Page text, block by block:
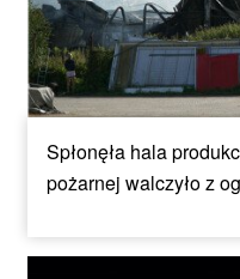
Spłonęła hala
pożarnej walczyło z